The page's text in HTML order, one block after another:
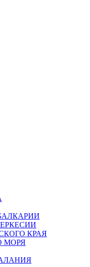
КРАЯ
МОРЯ